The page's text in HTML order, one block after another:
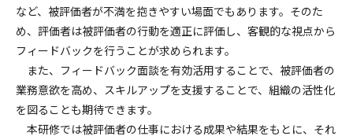
など、被評価者が不満を抱きやすい場面でもあります。そのた
め、評価者は被評価者の行動を適正に評価し、客観的な視点から
フィードバックを行うことが求められます。
また、フィードバック面談を有効活用することで、被評価者の
業務意欲を高め、スキルアップを支援することで、組織の活性化
を図ることも期待できます。
本研修では被評価者の仕事における成果や結果をもとに、それ